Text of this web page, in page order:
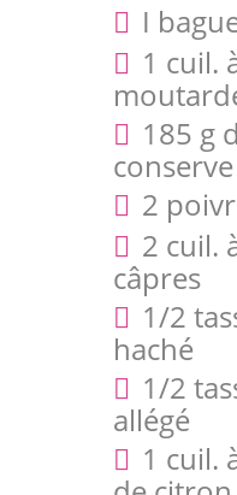
I
1 cuil.
185 g
2
2 cuil.
câpres
1/2
haché
1/2
allégé
1 cuil.